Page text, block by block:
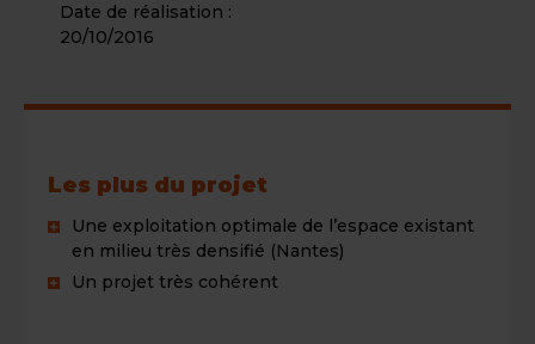
r
f
c
Date de réalisation :
20/10/2016
Les plus du projet
Une exploitation optimale de l’espace existant
en milieu très densifié (Nantes)
Un projet très cohérent